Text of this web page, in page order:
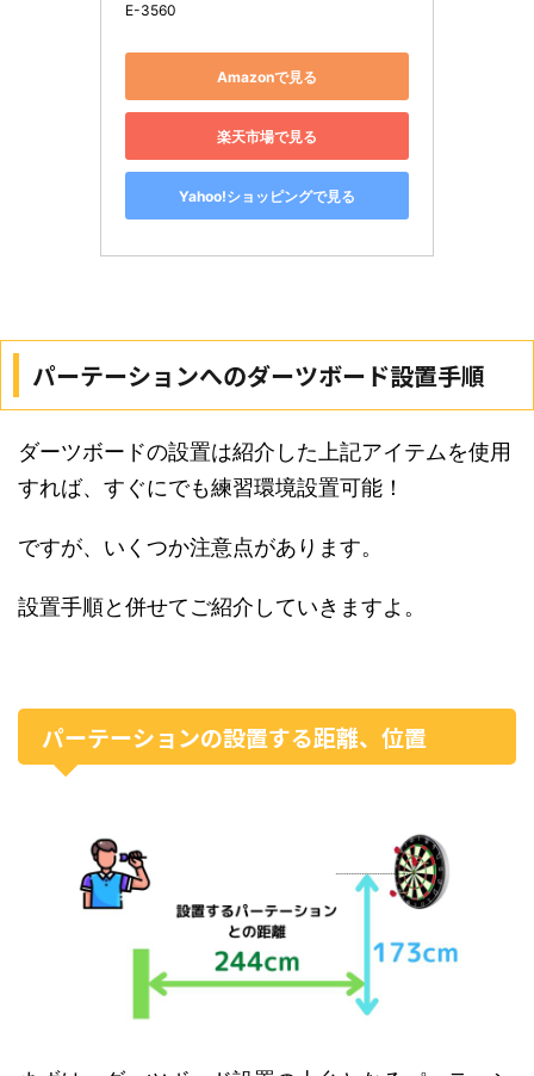
E-3560
Amazonで見る
楽天市場で見る
Yahoo!ショッピングで見る
パーテーションへのダーツボード設置手順
ダーツボードの設置は紹介した上記アイテムを使用
すれば、すぐにでも練習環境設置可能！
ですが、いくつか注意点があります。
設置手順と併せてご紹介していきますよ。
パーテーションの設置する距離、位置